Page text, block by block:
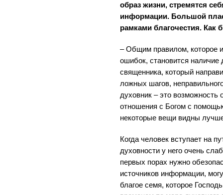
образ жизни, стремятся
информации. Большой
рамками благочестия. Как
– Общим правилом, которое
ошибок, становится наличие
священника, который
ложных шагов,
духовник – это возможность
отношения с Богом с
некоторые вещи видны
Когда человек вступает на
духовности у него очень
первых порах нужно
источников информации,
благое семя, которое